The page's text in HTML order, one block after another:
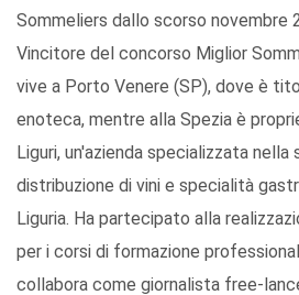
Sommeliers dallo scorso novembre
Vincitore del concorso Miglior
vive a Porto Venere (SP), dove è
enoteca, mentre alla Spezia è
Liguri, un'azienda specializzata nella
distribuzione di vini e specialità
Liguria. Ha partecipato alla
per i corsi di formazione
collabora come giornalista free-